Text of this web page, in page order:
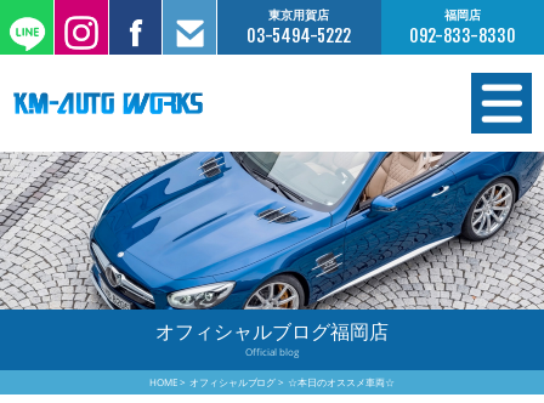
東京用賀店
03-5494-5222
福岡店
092-833-8330
在庫情報
オーダー販売
工場サービス
保証について
オフィシャルブログ福岡店
Official blog
HOME オフィシャルブログ ☆本日のオススメ車両☆